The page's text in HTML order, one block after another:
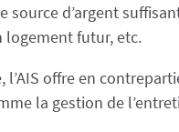
d’argent
logement futur, etc.
offre en
la gestion de